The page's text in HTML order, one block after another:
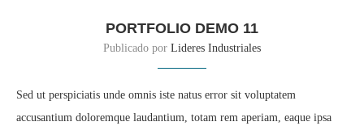
PORTFOLIO DEMO 11
Publicado por Lideres Industriales
Sed ut perspiciatis unde omnis iste natus error sit voluptatem
accusantium doloremque laudantium, totam rem aperiam, eaque ipsa